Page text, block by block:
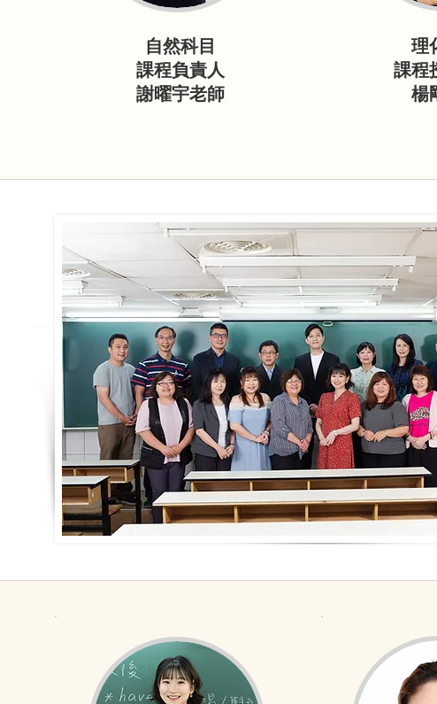
自然科目
課程負責人
謝曜宇老師
理
課程
楊